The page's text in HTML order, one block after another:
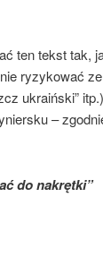
ten tekst tak,
ryzykować
ukraiński”
–
do nakrętki”